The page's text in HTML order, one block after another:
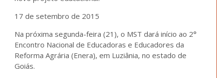
17 de setembro de 2015
Na próxima segunda-feira (21), o MST dará início ao 2°
Encontro Nacional de Educadoras e Educadores da
Reforma Agrária (Enera), em Luziânia, no estado de
Goiás.